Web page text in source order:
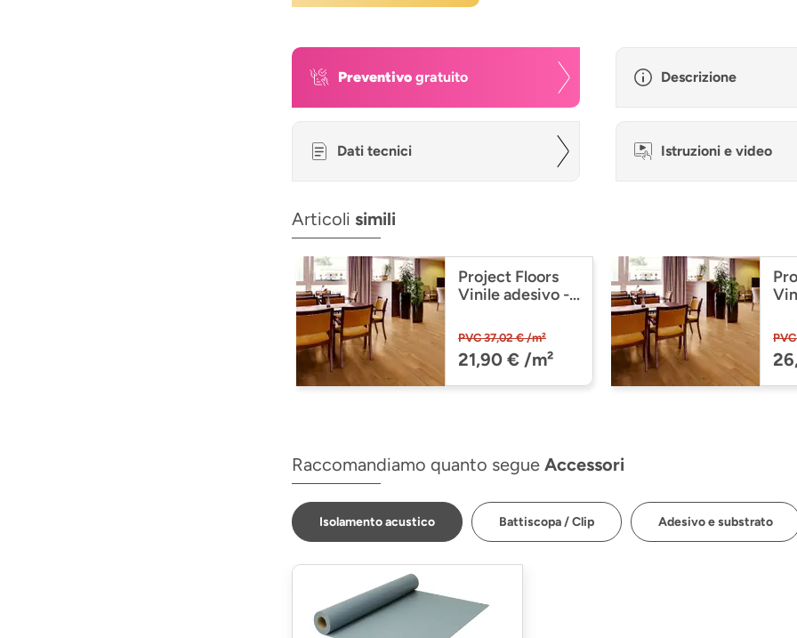
Preventivo gratuito Descrizione
Dati tecnici Istruzioni e video
Articoli simili
Project Floors
Vinile adesivo -
PW 3841/30
(PW384130)
PVC 37,02 € /m²
21,90 € /m²
Raccomandiamo quanto segue Accessori
Isolamento acustico Battiscopa / Clip Adesivo e substrato